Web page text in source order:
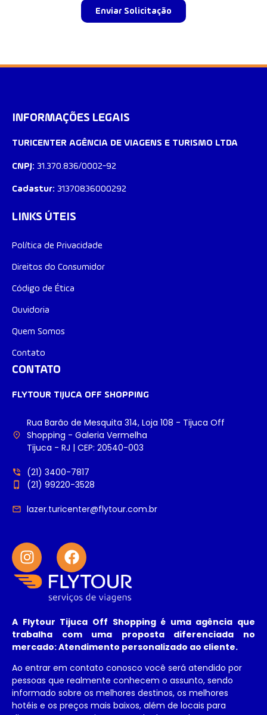
Enviar Solicitação
A Flytour Tijuca Off Shoppingé uma agência que
trabalha com uma proposta diferenciada no
mercado: Atendimento personalizado ao cliente.
Ao entrar em contato conosco você será atendido por
pessoas que realmente conhecem o assunto, sendo
informado sobre os melhores destinos, os melhores
hotéis e os preços mais baixos, além de locais para
CONTATO
FLYTOUR TIJUCA OFF SHOPPING
Rua Barão de Mesquita 314, Loja 108 - Tijuca Off
Shopping - Galeria Vermelha
Tijuca - RJ | CEP: 20540-003
(21) 3400-7817
(21) 99220-3528
lazer.turicenter@flytour.com.br
INFORMAÇÕES LEGAIS
TURICENTER AGÊNCIA DE VIAGENS E TURISMO LTDA
CNPJ: 31.370.836/0002-92
Cadastur: 31370836000292
LINKS ÚTEIS
Política de Privacidade​
Direitos do Consumidor
Código de Ética
Ouvidoria
Quem Somos
Contato